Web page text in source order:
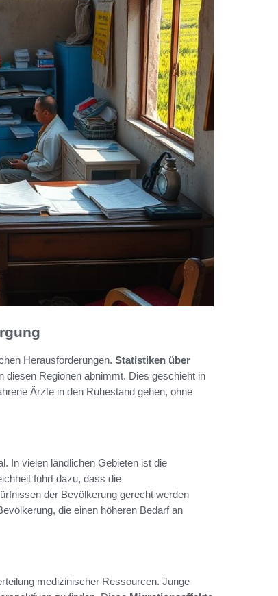
Herausforderungen. Statistiken über
diesen Regionen abnimmt. Dies geschieht in
Ärzte in den Ruhestand gehen, ohne
In vielen ländlichen Gebieten ist die
führt dazu, dass die
der Bevölkerung gerecht werden
die einen höheren Bedarf an
medizinischer Ressourcen. Junge